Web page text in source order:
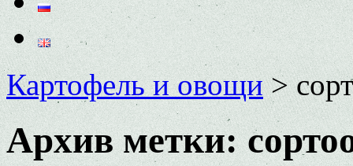
Картофель и овощи>
Архив метки: